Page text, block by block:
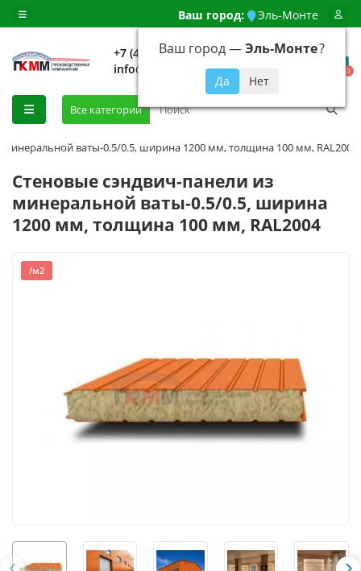
Ваш город: Эль-Монте
Ваш город —Эль-Монте?
+7 (499) 648-92-94
info@evroshtaketnikmoskva.ru
0
Все категории
ваты-0.5/0.5, ширина 1200 мм, толщина 100 мм, RAL2004
Стеновые сэндвич-панели из
минеральной ваты-0.5/0.5, ширина
1200 мм, толщина 100 мм, RAL2004
/м2